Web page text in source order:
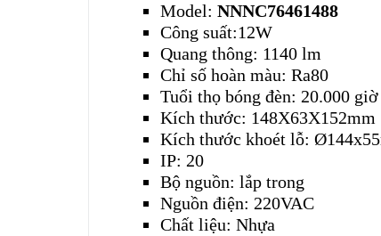
Model:NNNC76461488
Công suất:12W
Quang thông: 1140 lm
Chỉ số hoàn màu: Ra80
Tuổi thọ bóng đèn: 20.000 giờ
Kích thước: 148X63X152mm
Kích thước khoét lỗ:
IP: 20
Bộ nguồn: lắp trong
Nguồn điện: 220VAC
Chất liệu: Nhựa